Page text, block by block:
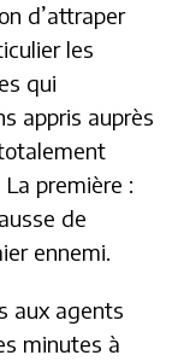
d’attraper
les
qui
appris auprès
première :
de
ennemi.
aux agents
minutes à